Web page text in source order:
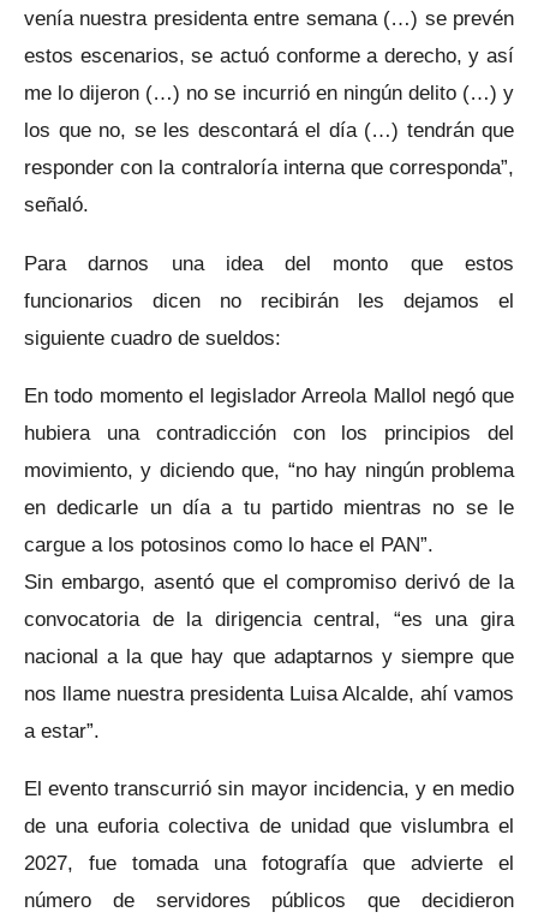
venía nuestra presidenta entre semana (…) se prevén
estos escenarios, se actuó conforme a derecho, y así
me lo dijeron (…) no se incurrió en ningún delito (…) y
los que no, se les descontará el día (…) tendrán que
responder con la contraloría interna que corresponda”,
señaló.
Para darnos una idea del monto que estos
funcionarios dicen no recibirán les dejamos el
siguiente cuadro de sueldos:
En todo momento el legislador Arreola Mallol negó que
hubiera una contradicción con los principios del
movimiento, y diciendo que, “no hay ningún problema
en dedicarle un día a tu partido mientras no se le
cargue a los potosinos como lo hace el PAN”.
Sin embargo, asentó que el compromiso derivó de la
convocatoria de la dirigencia central, “es una gira
nacional a la que hay que adaptarnos y siempre que
nos llame nuestra presidenta Luisa Alcalde, ahí vamos
a estar”.
El evento transcurrió sin mayor incidencia, y en medio
de una euforia colectiva de unidad que vislumbra el
2027, fue tomada una fotografía que advierte el
número de servidores públicos que decidieron